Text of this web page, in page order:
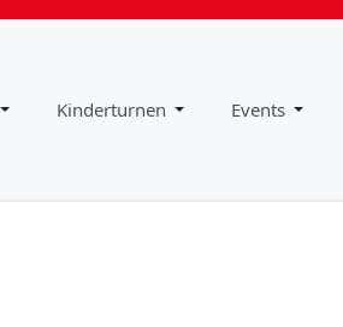
Kinderturnen Events